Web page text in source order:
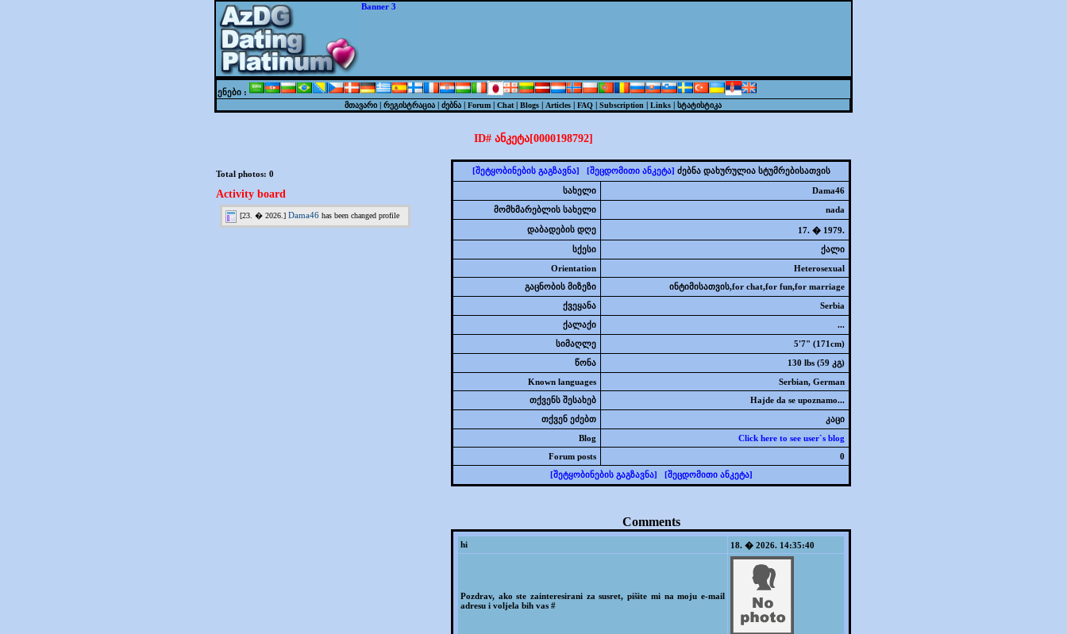
Banner 3
ენები :
მთავარი | რეგისტრაცია | ძებნა | Forum | Chat | Blogs | Articles | FAQ | Subscription | Links | სტატისტიკა
ID# ანკეტა[0000198792]
Total photos: 0
Activity board
[შეტყობინების გაგზავნა] [შეცდომითი ანკეტა] ძებნა დახურულია სტუმრებისათვის
სახელი
Dama46
მომხმარებლის სახელი
nada
დაბადების დღე
17. � 1979.
სქესი
ქალი
Orientation
Heterosexual
გაცნობის მიზეზი
ინტიმისათვის,for chat,for fun,for marriage
ქვეყანა
Serbia
ქალაქი
...
სიმაღლე
5'7" (171cm)
წონა
130 lbs (59 კგ)
Known languages
Serbian, German
თქვენს შესახებ
Hajde da se upoznamo...
თქვენ ეძებთ
კაცი
Blog
Click here to see user`s blog
Forum posts
0
[შეტყობინების გაგზავნა]
[შეცდომითი ანკეტა]
Comments
hi 18. � 2026. 14:35:40
Pozdrav, ako ste zainteresirani za susret, pišite mi na moju e-mail
adresu i voljela bih vas #